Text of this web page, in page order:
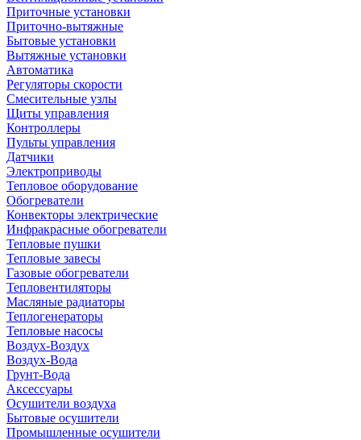
Приточные установки
Приточно-вытяжные
Бытовые установки
Вытяжные установки
Автоматика
Регуляторы скорости
Смесительные узлы
Щиты управления
Контроллеры
Пульты управления
Датчики
Электроприводы
Тепловое оборудование
Обогреватели
Конвекторы электрические
Инфракрасные обогреватели
Тепловые пушки
Тепловые завесы
Газовые обогреватели
Тепловентиляторы
Масляные радиаторы
Теплогенераторы
Тепловые насосы
Воздух-Воздух
Воздух-Вода
Грунт-Вода
Аксессуары
Осушители воздуха
Бытовые осушители
Промышленные осушители